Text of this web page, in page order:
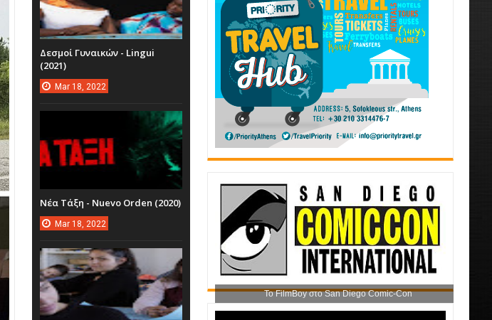
Το FilmBoy στο San Diego Comic-Con
Δεσμοί Γυναικών - Lingui
(2021)
Mar 18, 2022
Νέα Τάξη - Nuevo Orden (2020)
Mar 18, 2022